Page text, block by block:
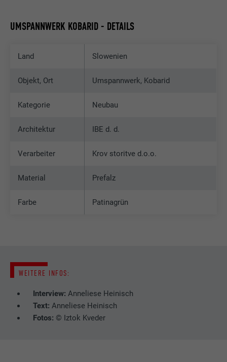
UMSPANNWERK KOBARID - DETAILS
Land Slowenien
Objekt, Ort Umspannwerk, Kobarid
Kategorie Neubau
Architektur IBE d. d.
Verarbeiter Krov storitve d.o.o.
Material Prefalz
Farbe Patinagrün
WEITERE INFOS:
Interview: Anneliese Heinisch
Text: Anneliese Heinisch
Fotos: © Iztok Kveder